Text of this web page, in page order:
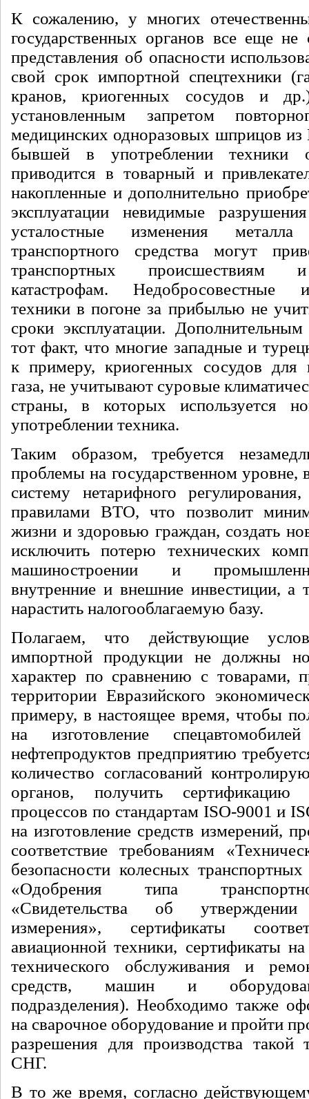
К сожалению, у многих
государственных органов все еще не
представления об опасности
свой срок импортной спецтехники
кранов, криогенных сосудов и
установленным запретом
медицинских одноразовых шприцов
бывшей в употреблении техники
приводится в товарный и
накопленные и дополнительно
эксплуатации невидимые
усталостные изменения
транспортного средства могут
транспортных происшествиям
катастрофам. Недобросовестные
техники в погоне за прибылью не
сроки эксплуатации.
тот факт, что многие западные и
к примеру, криогенных сосудов для
газа, не учитывают суровые
страны, в которых используется
употреблении техника.
Таким образом, требуется
проблемы на государственном уровне,
систему нетарифного
правилами ВТО, что позволит
жизни и здоровью граждан, создать
исключить потерю технических
машиностроении и
внутренние и внешние инвестиции, а
нарастить налогооблагаемую базу.
Полагаем, что действующие
импортной продукции не должны
характер по сравнению с товарами,
территории Евразийского
примеру, в настоящее время, чтобы
на изготовление
нефтепродуктов предприятию
количество согласований
органов, получить сертификацию
процессов по стандартам ISO-9001 и
на изготовление средств измерений,
соответствие требованиям
безопасности колесных
«Одобрения типа
«Свидетельства об
измерения», сертификаты
авиационной техники, сертификаты
технического обслуживания и
средств, машин и
подразделения). Необходимо также
на сварочное оборудование и пройти
разрешения для производства такой
СНГ.
В то же время, согласно